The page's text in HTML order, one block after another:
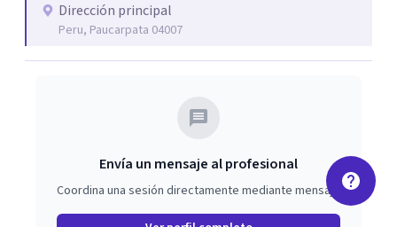
Dirección principal
Peru, Paucarpata 04007
Envía un mensaje al profesional
Coordina una sesión directamente mediante mensaje